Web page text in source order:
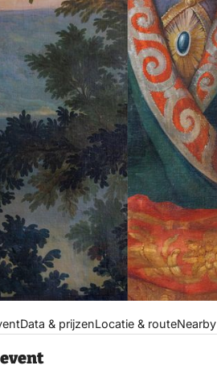
Data & prijzenLocatie & routeNearby